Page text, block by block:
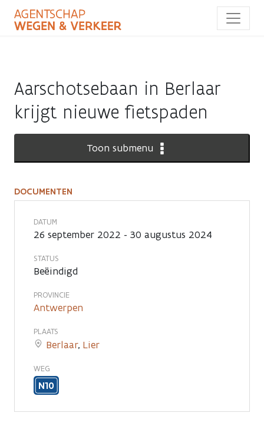
naar
Aarschotsebaan in Berlaar
krijgt nieuwe fietspaden
Toon submenu
Documenten
DOCUMENTEN
DATUM
26 september 2022 - 30 augustus 2024
STATUS
Beëindigd
PROVINCIE
Antwerpen
PLAATS
Berlaar, Lier
WEG
N10